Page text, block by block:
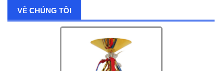
VỀ CHÚNG TÔI